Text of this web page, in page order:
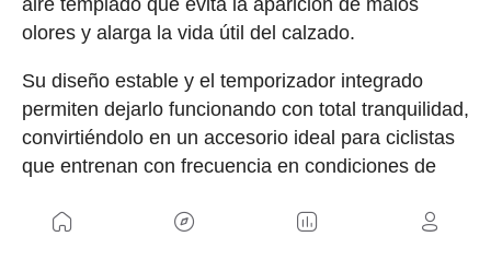
aire templado que evita la aparición de malos
olores y alarga la vida útil del calzado.
Su diseño estable y el temporizador integrado
permiten dejarlo funcionando con total tranquilidad,
convirtiéndolo en un accesorio ideal para ciclistas
que entrenan con frecuencia en condiciones de